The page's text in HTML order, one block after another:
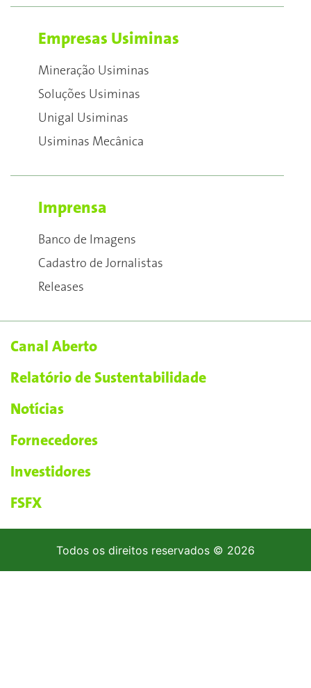
Empresas Usiminas
Mineração Usiminas
Soluções Usiminas
Unigal Usiminas
Usiminas Mecânica
Imprensa
Banco de Imagens
Cadastro de Jornalistas
Releases
Canal Aberto
Relatório de Sustentabilidade
Notícias
Fornecedores
Investidores
FSFX
Todos os direitos reservados © 2026